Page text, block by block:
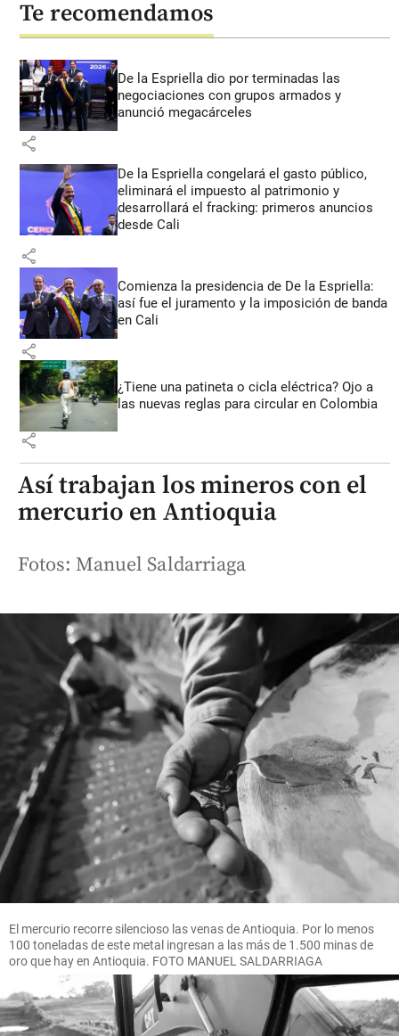
Te recomendamos
De la Espriella dio por terminadas las
negociaciones con grupos armados y
anunció megacárceles
share
De la Espriella congelará el gasto público,
eliminará el impuesto al patrimonio y
desarrollará el fracking: primeros anuncios
desde Cali
share
Comienza la presidencia de De la Espriella:
así fue el juramento y la imposición de banda
en Cali
share
¿Tiene una patineta o cicla eléctrica? Ojo a
las nuevas reglas para circular en Colombia
share
Así trabajan los mineros con el
mercurio en Antioquia
Fotos: Manuel Saldarriaga
El mercurio recorre silencioso las venas de Antioquia. Por lo menos
100 toneladas de este metal ingresan a las más de 1.500 minas de
oro que hay en Antioquia. FOTO MANUEL SALDARRIAGA